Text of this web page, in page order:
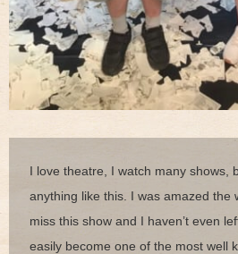
I love theatre, I watch many shows,
anything like this. I was amazed the
miss this show and I haven’t even
easily become one of the most well